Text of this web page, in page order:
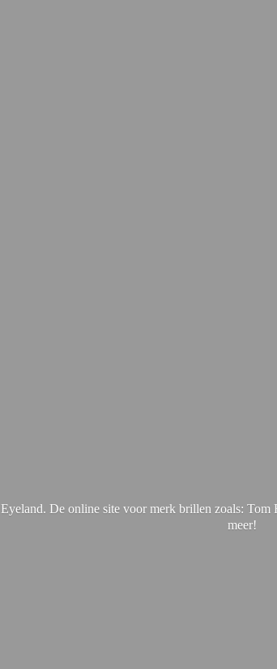
De online site voor merk brillen zoals:
meer!